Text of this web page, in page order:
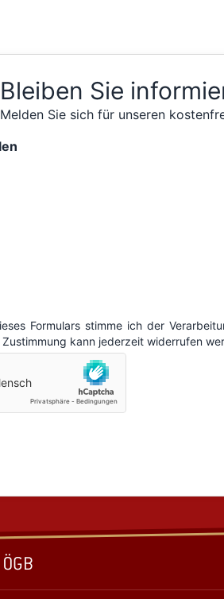
Bleiben Sie
Melden Sie sich für unseren